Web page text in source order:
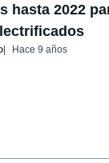
hasta 2022
Hace 9 años